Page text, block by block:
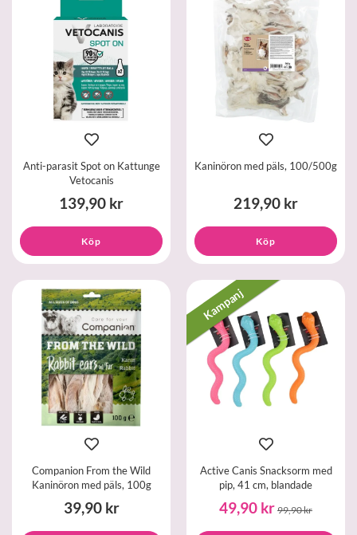
Anti-parasit Spot on Kattunge
Vetocanis
139,90 kr
Köp
Kaninöron med päls, 100/500g
219,90 kr
Köp
Companion From the Wild
Kaninöron med päls, 100g
39,90 kr
Kampanj
Active Canis Snacksorm med
pip, 41 cm, blandade
49,90 kr 99,90 kr